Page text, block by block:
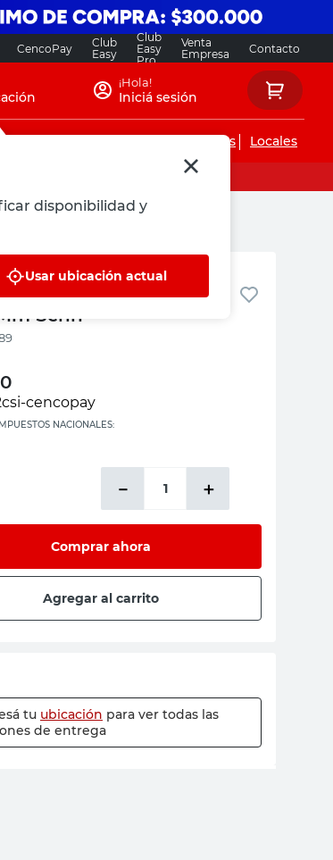
CencoPay
Club
Easy
Club
Easy
Pro
Venta
Empresa
Contacto
disponibilidad y
Usar ubicación actual
¡Hola!
Iniciá sesión
Servicios de instalaciones Locales
2x5 Mts
Serin
NACIONALES:
＋
－
Comprar ahora
Agregar al carrito
tu ubicación para ver todas las
de entrega